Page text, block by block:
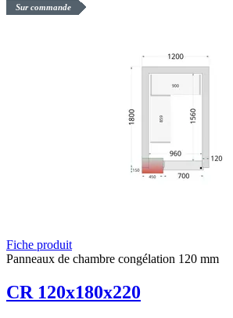
Sur commande
Fiche produit
Panneaux de chambre congélation 120 mm
CR 120x180x220